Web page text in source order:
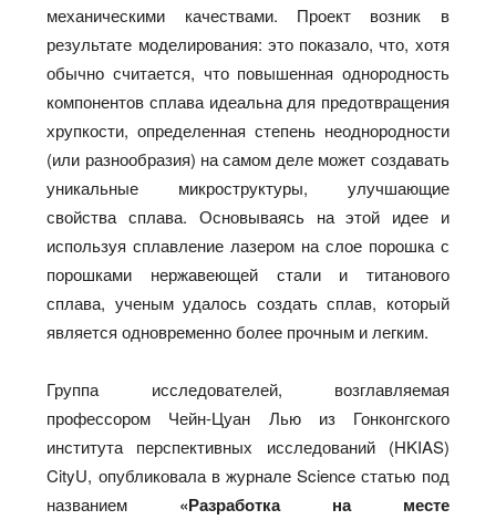
механическими качествами. Проект возник в
результате моделирования: это показало, что, хотя
обычно считается, что повышенная однородность
компонентов сплава идеальна для предотвращения
хрупкости, определенная степень неоднородности
(или разнообразия) на самом деле может создавать
уникальные микроструктуры, улучшающие
свойства сплава. Основываясь на этой идее и
используя сплавление лазером на слое порошка с
порошками нержавеющей стали и титанового
сплава, ученым удалось создать сплав, который
является одновременно более прочным и легким.
Группа исследователей, возглавляемая
профессором Чейн-Цуан Лью из Гонконгского
института перспективных исследований (HKIAS)
CityU, опубликовала в журнале Science статью под
названием «Разработка на месте